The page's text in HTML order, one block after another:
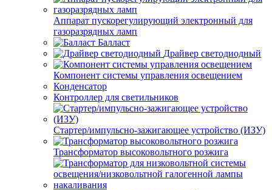
Аппарат пускорегулирующий электронный для
газоразрядных ламп
Балласт
Драйвер светодиодный
Компонент системы управления освещением
Конденсатор
Контроллер для светильников
Стартер/импульсно-зажигающее устройство (ИЗУ)
Трансформатор высоковольтного розжига